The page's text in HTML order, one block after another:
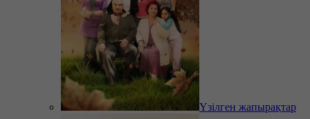
Үзілген жапырақтар